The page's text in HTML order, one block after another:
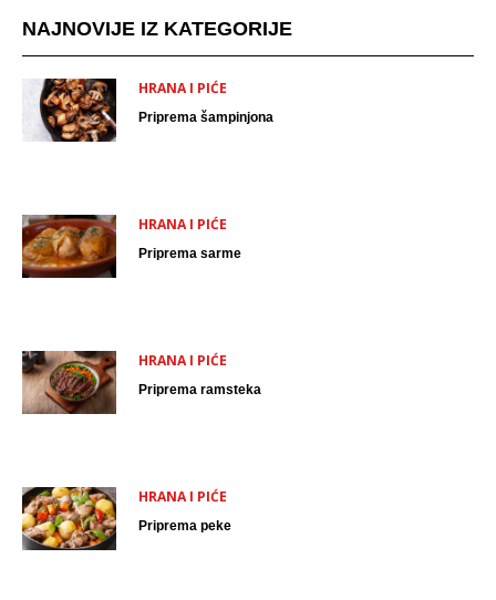
NAJNOVIJE IZ KATEGORIJE
HRANA I PIĆE
Priprema šampinjona
HRANA I PIĆE
Priprema sarme
HRANA I PIĆE
Priprema ramsteka
HRANA I PIĆE
Priprema peke